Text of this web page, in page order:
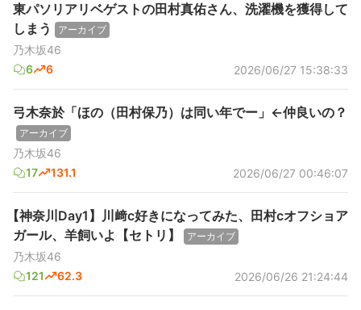
東パソリアリベゲストの田村真佑さん、洗濯機を獲得して
しまう
アーカイブ
乃木坂46
6
6 2026/06/27 15:38:33
弓木奈於「ほの（田村保乃）は同い年でー」←仲良いの？
アーカイブ
乃木坂46
17
131.1 2026/06/27 00:46:07
【神奈川Day1】川﨑c好きになってみた、田村cオフショア
ガール、羊飼いよ【セトリ】
アーカイブ
乃木坂46
121
62.3 2026/06/26 21:24:44